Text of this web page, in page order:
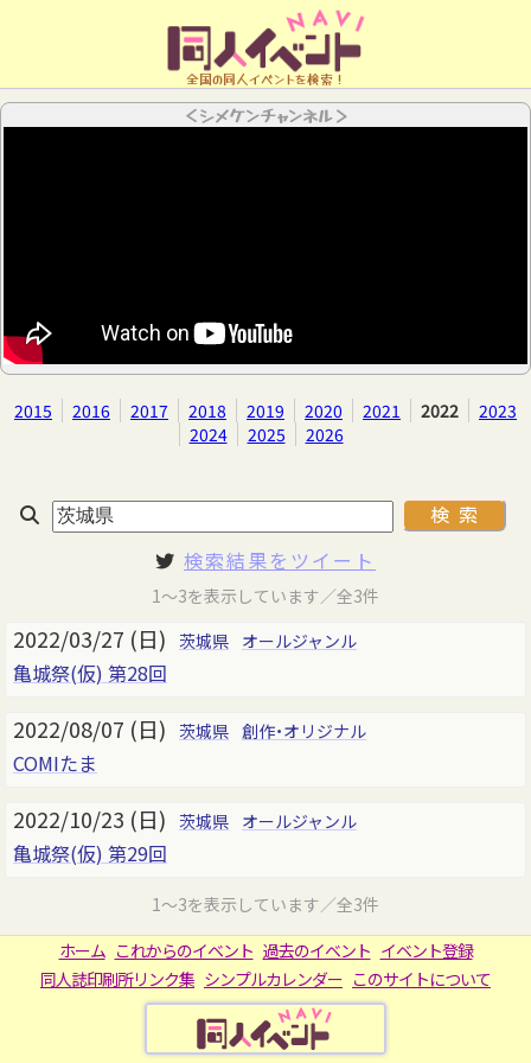
全国の同人イベントを検索！
＜シメケンチャンネル＞
2015 2016 2017 2018 2019 2020 2021 2022
2023
2024
2025 2026
検索結果をツイート
1～3を表示しています／全3件
2022/03/27 (日) 茨城県 オールジャンル
亀城祭(仮) 第28回
2022/08/07 (日) 茨城県 創作・オリジナル
COMIたま
2022/10/23 (日) 茨城県 オールジャンル
亀城祭(仮) 第29回
1～3を表示しています／全3件
ホーム これからのイベント 過去のイベント イベント登録
同人誌印刷所リンク集 シンプルカレンダー このサイトについて